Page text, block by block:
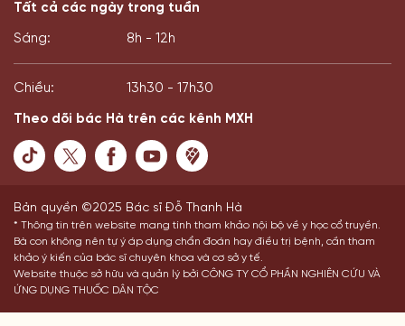
Tất cả các ngày trong tuần
Sáng: 8h - 12h
Chiều: 13h30 - 17h30
Theo dõi bác Hà trên các kênh MXH
Bản quyền ©2025 Bác sĩ Đỗ Thanh Hà
* Thông tin trên website mang tính tham khảo nội bộ về y học cổ truyền.
Bà con không nên tự ý áp dụng chẩn đoán hay điều trị bệnh, cần tham
khảo ý kiến của bác sĩ chuyên khoa và cơ sở y tế.
Website thuộc sở hữu và quản lý bởi CÔNG TY CỔ PHẦN NGHIÊN CỨU VÀ
ỨNG DỤNG THUỐC DÂN TỘC